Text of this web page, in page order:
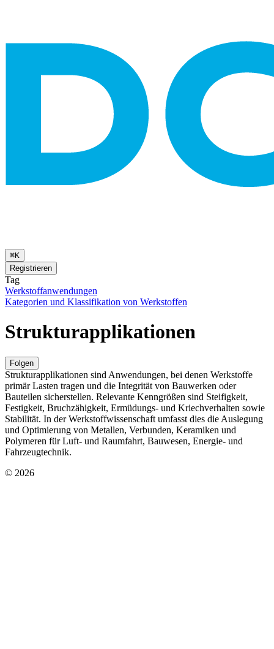
⌘K
Registrieren
Tag
Werkstoffanwendungen
Kategorien und Klassifikation von Werkstoffen
Strukturapplikationen
Folgen
Strukturapplikationen sind Anwendungen, bei denen Werkstoffe
primär Lasten tragen und die Integrität von Bauwerken oder
Bauteilen sicherstellen. Relevante Kenngrößen sind Steifigkeit,
Festigkeit, Bruchzähigkeit, Ermüdungs- und Kriechverhalten sowie
Stabilität. In der Werkstoffwissenschaft umfasst dies die Auslegung
und Optimierung von Metallen, Verbunden, Keramiken und
Polymeren für Luft- und Raumfahrt, Bauwesen, Energie- und
Fahrzeugtechnik.
© 2026